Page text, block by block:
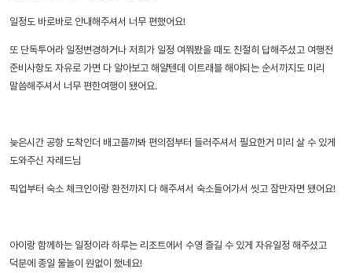
일정도 바로바로 안내해주셔서 너무 편했어요!
또 단독투어라 일정변경하거나 저희가 일정 여쭤봤을 때도 친절히 답해주셨고 여행전
준비사항도 자유로 가면 다 알아보고 해얄텐데 이트래블 해야되는 순서까지도 미리
말씀해주셔서 너무 편한여행이 됐어요.
늦은시간 공항 도착인더 배고플까봐 편의점부터 들러주셔서 필요한거 미리 살 수 있게
도와주신 자레드님
픽업부터 숙소 체크인이랑 환전까지 다 해주셔서 숙소들어가서 씻고 잠만자면 됐어요!
아이랑 함께하는 일정이라 하루는 리조트에서 수영 즐길 수 있게 자유일정 해주셨고
덕분에 종일 물놀이 원없이 했네요!